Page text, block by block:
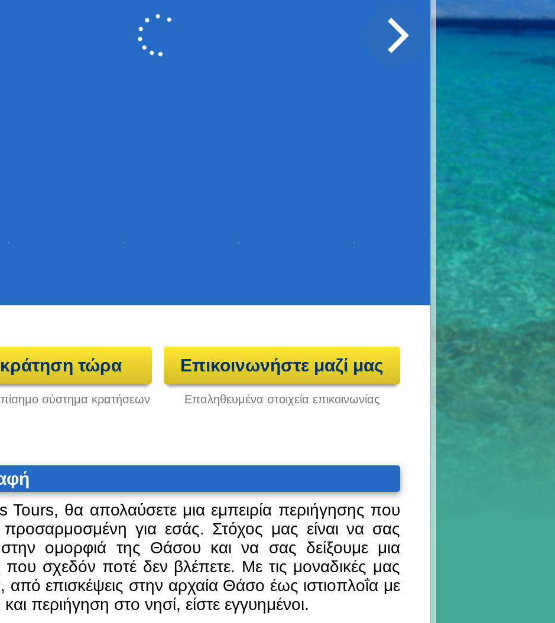
τώρα
σύστημα κρατήσεων
Επικοινωνήστε μαζί μας
Επαληθευμένα στοιχεία επικοινωνίας
Tours, θα απολαύσετε μια εμπειρία περιήγησης που
προσαρμοσμένη για εσάς. Στόχος μας είναι να σας
στην ομορφιά της Θάσου και να σας δείξουμε μια
σχεδόν ποτέ δεν βλέπετε. Με τις μοναδικές μας
επισκέψεις στην αρχαία Θάσο έως ιστιοπλοΐα με
περιήγηση στο νησί, είστε εγγυημένοι.